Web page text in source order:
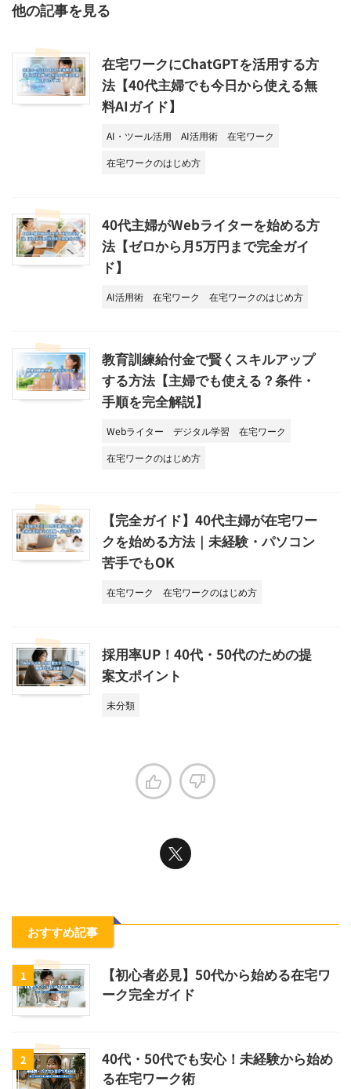
他の記事を見る
在宅ワークにChatGPTを活用する方
法【40代主婦でも今日から使える無
料AIガイド】
AI・ツール活用 AI活用術
在宅ワーク
在宅ワークのはじめ方
40代主婦がWebライターを始める方
法【ゼロから月5万円まで完全ガイ
ド】
AI活用術 在宅ワーク 在宅ワークのはじめ方
教育訓練給付金で賢くスキルアップ
する方法【主婦でも使える？条件・
手順を完全解説】
Webライター デジタル学習
在宅ワーク
在宅ワークのはじめ方
【完全ガイド】40代主婦が在宅ワー
クを始める方法｜未経験・パソコン
苦手でもOK
在宅ワーク 在宅ワークのはじめ方
採用率UP！40代・50代のための提
案文ポイント
未分類
おすすめ記事
1
【初心者必見】50代から始める在宅ワ
ーク完全ガイド
2
40代・50代でも安心！未経験から始め
る在宅ワーク術